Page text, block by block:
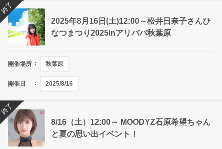
2025年8月16日(土)12:00～松井日奈子さんひ
なつまつり2025inアリババ秋葉原
開催場所 秋葉原
開催日 2025/8/16
終了
8/16（土）12:00～ MOODYZ石原希望ちゃん
と夏の思い出イベント！
終了